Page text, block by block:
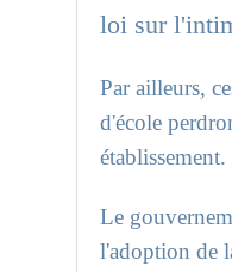
loi sur
Par ailleurs,
d'école
établissement.
Le
l'adoption de